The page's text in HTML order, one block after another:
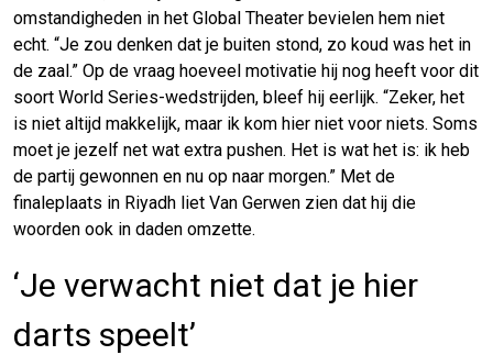
omstandigheden in het Global Theater bevielen hem niet
echt. “Je zou denken dat je buiten stond, zo koud was het in
de zaal.” Op de vraag hoeveel motivatie hij nog heeft voor dit
soort World Series-wedstrijden, bleef hij eerlijk. “Zeker, het
is niet altijd makkelijk, maar ik kom hier niet voor niets. Soms
moet je jezelf net wat extra pushen. Het is wat het is: ik heb
de partij gewonnen en nu op naar morgen.” Met de
finaleplaats in Riyadh liet Van Gerwen zien dat hij die
woorden ook in daden omzette.
‘Je verwacht niet dat je hier
darts speelt’